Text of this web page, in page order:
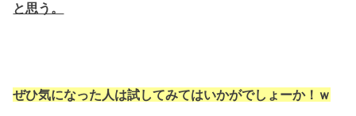
と思う。
ぜひ気になった人は試してみてはいかがでしょーか！ｗ